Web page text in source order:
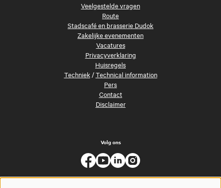
Veelgestelde vragen
Route
Stadscafé en brasserie Dudok
Zakelijke evenementen
Vacatures
Privacyverklaring
Huisregels
Techniek/Technical information
Pers
Contact
Disclaimer
Volg ons